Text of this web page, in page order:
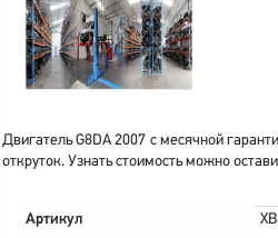
Двигатель G8DA 2007 с месячной
откруток. Узнать стоимость можно
Артикул